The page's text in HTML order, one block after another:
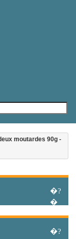
moutardes 90g -